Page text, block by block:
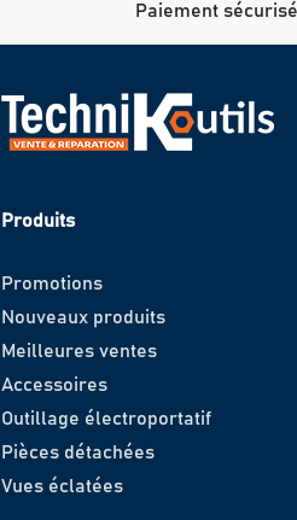
Paiement sécurisé
Produits
Promotions
Nouveaux produits
Meilleures ventes
Accessoires
Outillage électroportatif
Pièces détachées
Vues éclatées